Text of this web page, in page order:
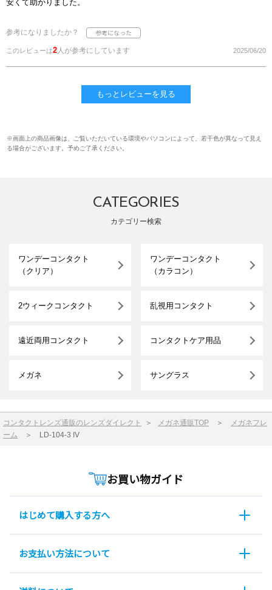
安くて助かりました。
参考になりましたか？
このレビューは2人が参考にしています 2025/06/20
もっとレビューを見る
※画面上の商品画像は、ご覧いただいている環境やパソコンによって、若干色が異なって見え
る場合がございます。予めご了承ください。
CATEGORIES
カテゴリー検索
ワンデーコンタクト
（クリア）
ワンデーコンタクト
（カラコン）
2ウィークコンタクト 乱視用コンタクト
遠近両用コンタクト コンタクトケア用品
メガネ サングラス
コンタクトレンズ通販のレンズダイレクト ＞ メガネ通販TOP ＞
メガネフレ
ーム ＞ LD-104-3 IV
お買い物ガイド
はじめて購入する方へ
お支払い方法について